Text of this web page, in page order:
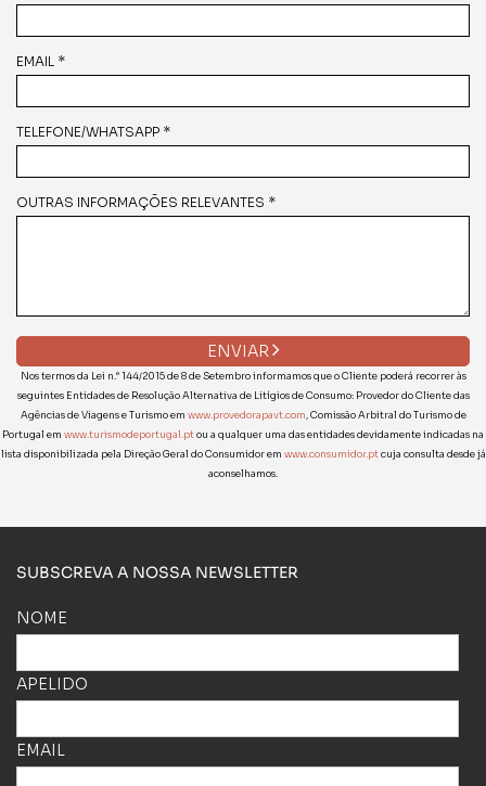
EMAIL *
TELEFONE/WHATSAPP *
OUTRAS INFORMAÇÕES RELEVANTES *
ENVIAR
Nos termos da Lei n.° 144/2015 de 8 de Setembro informamos que o Cliente poderá recorrer às
seguintes Entidades de Resolução Alternativa de Litígios de Consumo: Provedor do Cliente das
Agências de Viagens e Turismo em www.provedorapavt.com, Comissão Arbitral do Turismo de
Portugal em www.turismodeportugal.ptou a qualquer uma das entidades devidamente indicadas na
lista disponibilizada pela Direção Geral do Consumidor em www.consumidor.ptcuja consulta desde já
aconselhamos.
SUBSCREVA A NOSSA NEWSLETTER
NOME
APELIDO
EMAIL